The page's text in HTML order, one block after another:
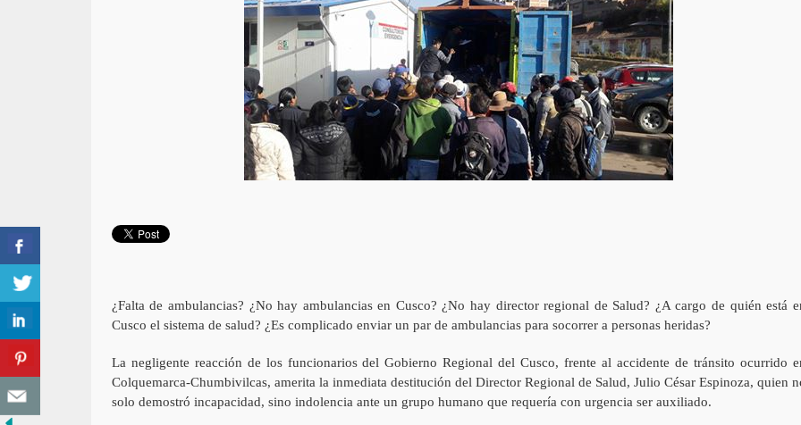
¿Falta de ambulancias? ¿No hay ambulancias en Cusco? ¿No hay director regional de Salud? ¿A cargo de quién está
Cusco el sistema de salud? ¿Es complicado enviar un par de ambulancias para socorrer a personas heridas?
La negligente reacción de los funcionarios del Gobierno Regional del Cusco, frente al accidente de tránsito ocurrido
Colquemarca-Chumbivilcas, amerita la inmediata destitución del Director Regional de Salud, Julio César Espinoza, quien
solo demostró incapacidad, sino indolencia ante un grupo humano que requería con urgencia ser auxiliado.